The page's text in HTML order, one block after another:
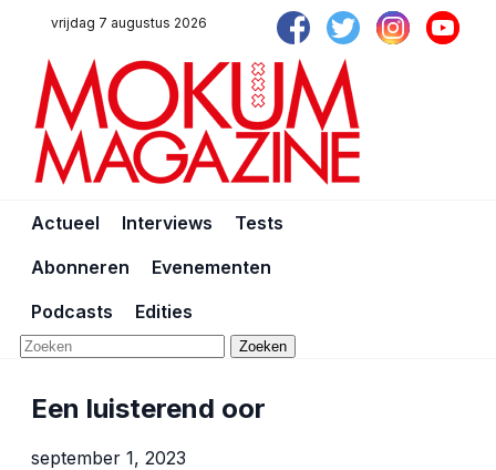
vrijdag 7 augustus 2026
Actueel Interviews
Tests
Abonneren
Evenementen
Podcasts
Edities
Zoeken
Een luisterend oor
september 1, 2023